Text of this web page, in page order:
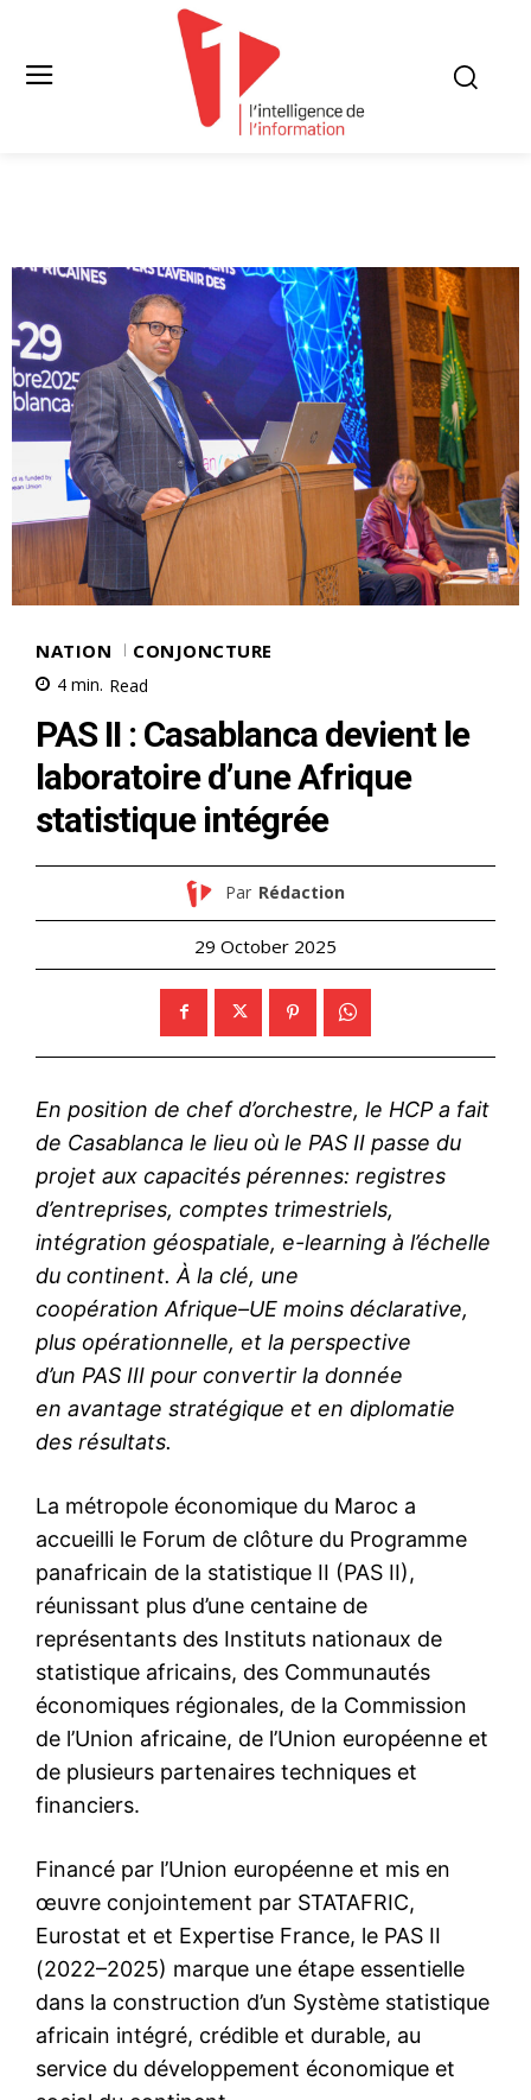
NATION CONJONCTURE
4 min. Read
PAS II : Casablanca devient le
laboratoire d’une Afrique
statistique intégrée
Par Rédaction
29 October 2025
En position de chef d’orchestre, le HCP a fait
de Casablanca le lieu où le PAS II passe du
projet aux capacités pérennes: registres
d’entreprises, comptes trimestriels,
intégration géospatiale, e-learning à l’échelle
du continent. À la clé, une
coopération Afrique–UE moins déclarative,
plus opérationnelle, et la perspective
d’un PAS III pour convertir la donnée
en avantage stratégique et en diplomatie
des résultats.
La métropole économique du Maroc a
accueilli le Forum de clôture du Programme
panafricain de la statistique II (PAS II),
réunissant plus d’une centaine de
représentants des Instituts nationaux de
statistique africains, des Communautés
économiques régionales, de la Commission
de l’Union africaine, de l’Union européenne et
de plusieurs partenaires techniques et
financiers.
Financé par l’Union européenne et mis en
œuvre conjointement par STATAFRIC,
Eurostat et et Expertise France, le PAS II
(2022–2025) marque une étape essentielle
dans la construction d’un Système statistique
africain intégré, crédible et durable, au
service du développement économique et